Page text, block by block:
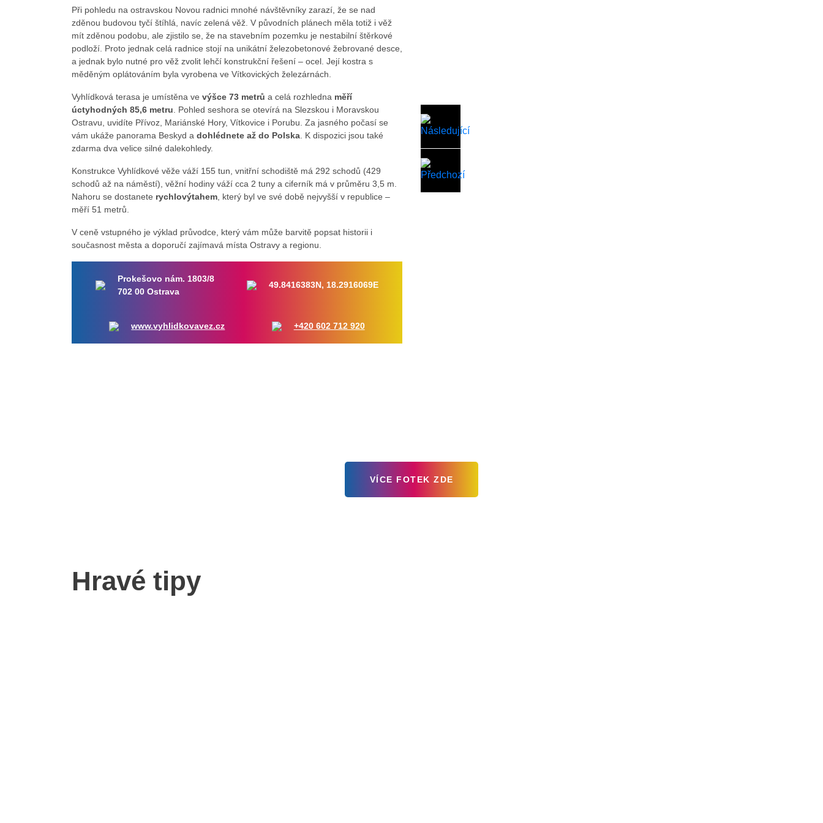
Při pohledu na ostravskou Novou radnici mnohé návštěvníky zarazí, že se nad
zděnou budovou tyčí štíhlá, navíc zelená věž. V původních plánech měla totiž i věž
mít zděnou podobu, ale zjistilo se, že na stavebním pozemku je nestabilní štěrkové
podloží. Proto jednak celá radnice stojí na unikátní železobetonové žebrované desce,
a jednak bylo nutné pro věž zvolit lehčí konstrukční řešení – ocel. Její kostra s
měděným oplátováním byla vyrobena ve Vítkovických železárnách.
Vyhlídková terasa je umístěna ve výšce 73 metrů a celá rozhledna měří
úctyhodných 85,6 metru . Pohled seshora se otevírá na Slezskou i Moravskou
Ostravu, uvidíte Přívoz, Mariánské Hory, Vítkovice i Porubu. Za jasného počasí se
vám ukáže panorama Beskyd a dohlédnete až do Polska . K dispozici jsou také
zdarma dva velice silné dalekohledy.
Konstrukce Vyhlídkové věže váží 155 tun, vnitřní schodiště má 292 schodů (429
schodů až na náměstí), věžní hodiny váží cca 2 tuny a ciferník má v průměru 3,5 m.
Nahoru se dostanete rychlovýtahem , který byl ve své době nejvyšší v republice –
měří 51 metrů.
V ceně vstupného je výklad průvodce, který vám může barvitě popsat historii i
současnost města a doporučí zajímavá místa Ostravy a regionu.
Prokešovo nám. 1803/8
702 00 Ostrava
49.8416383N, 18.2916069E
www.vyhlidkovavez.cz +420 602 712 920
VÍCE FOTEK ZDE
Hravé tipy